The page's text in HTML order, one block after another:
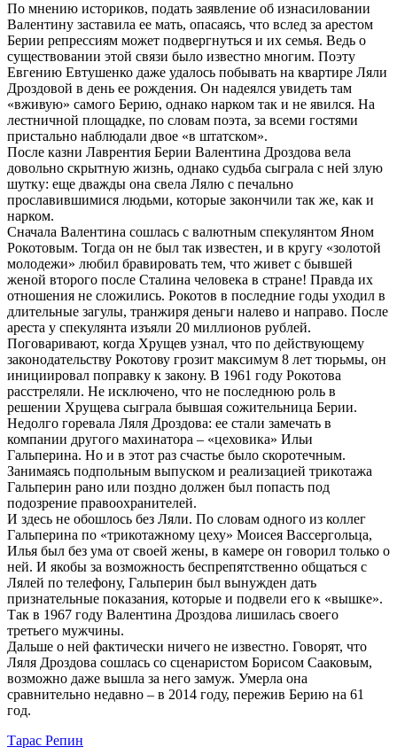
По мнению историков, подать заявление об изнасиловании
Валентину заставила ее мать, опасаясь, что вслед за арестом
Берии репрессиям может подвергнуться и их семья. Ведь о
существовании этой связи было известно многим. Поэту
Евгению Евтушенко даже удалось побывать на квартире Ляли
Дроздовой в день ее рождения. Он надеялся увидеть там
«вживую» самого Берию, однако нарком так и не явился. На
лестничной площадке, по словам поэта, за всеми гостями
пристально наблюдали двое «в штатском».
После казни Лаврентия Берии Валентина Дроздова вела
довольно скрытную жизнь, однако судьба сыграла с ней злую
шутку: еще дважды она свела Лялю с печально
прославившимися людьми, которые закончили так же, как и
нарком.
Сначала Валентина сошлась с валютным спекулянтом Яном
Рокотовым. Тогда он не был так известен, и в кругу «золотой
молодежи» любил бравировать тем, что живет с бывшей
женой второго после Сталина человека в стране! Правда их
отношения не сложились. Рокотов в последние годы уходил в
длительные загулы, транжиря деньги налево и направо. После
ареста у спекулянта изъяли 20 миллионов рублей.
Поговаривают, когда Хрущев узнал, что по действующему
законодательству Рокотову грозит максимум 8 лет тюрьмы, он
инициировал поправку к закону. В 1961 году Рокотова
расстреляли. Не исключено, что не последнюю роль в
решении Хрущева сыграла бывшая сожительница Берии.
Недолго горевала Ляля Дроздова: ее стали замечать в
компании другого махинатора – «цеховика» Ильи
Гальперина. Но и в этот раз счастье было скоротечным.
Занимаясь подпольным выпуском и реализацией трикотажа
Гальперин рано или поздно должен был попасть под
подозрение правоохранителей.
И здесь не обошлось без Ляли. По словам одного из коллег
Гальперина по «трикотажному цеху» Моисея Вассергольца,
Илья был без ума от своей жены, в камере он говорил только о
ней. И якобы за возможность беспрепятственно общаться с
Лялей по телефону, Гальперин был вынужден дать
признательные показания, которые и подвели его к «вышке».
Так в 1967 году Валентина Дроздова лишилась своего
третьего мужчины.
Дальше о ней фактически ничего не известно. Говорят, что
Ляля Дроздова сошлась со сценаристом Борисом Сааковым,
возможно даже вышла за него замуж. Умерла она
сравнительно недавно – в 2014 году, пережив Берию на 61
год.
Тарас Репин